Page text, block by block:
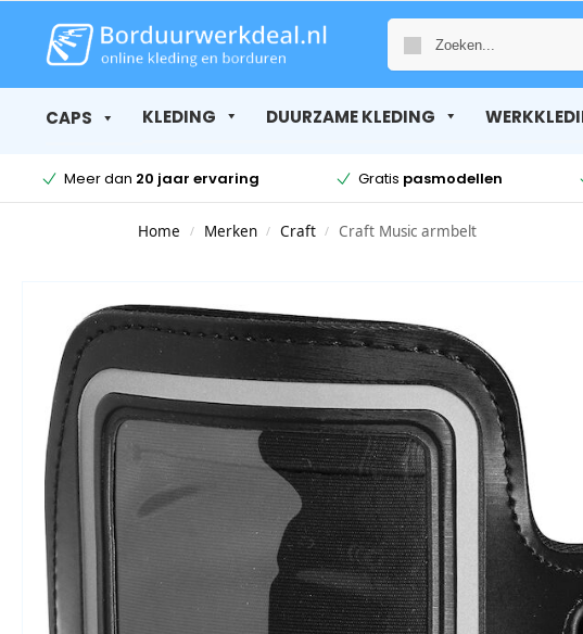
CAPS KLEDING DUURZAME KLEDING
Meer dan 20 jaar ervaring Gratis pasmodellen
Home / Merken / Craft / Craft Music armbelt